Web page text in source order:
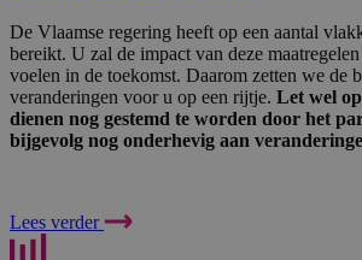
De Vlaamse regering heeft op een aantal
bereikt. U zal de impact van deze
voelen in de toekomst. Daarom zetten we de
veranderingen voor u op een rijtje. Let wel
dienen nog gestemd te worden door het
bijgevolg nog onderhevig aan
Lees verder